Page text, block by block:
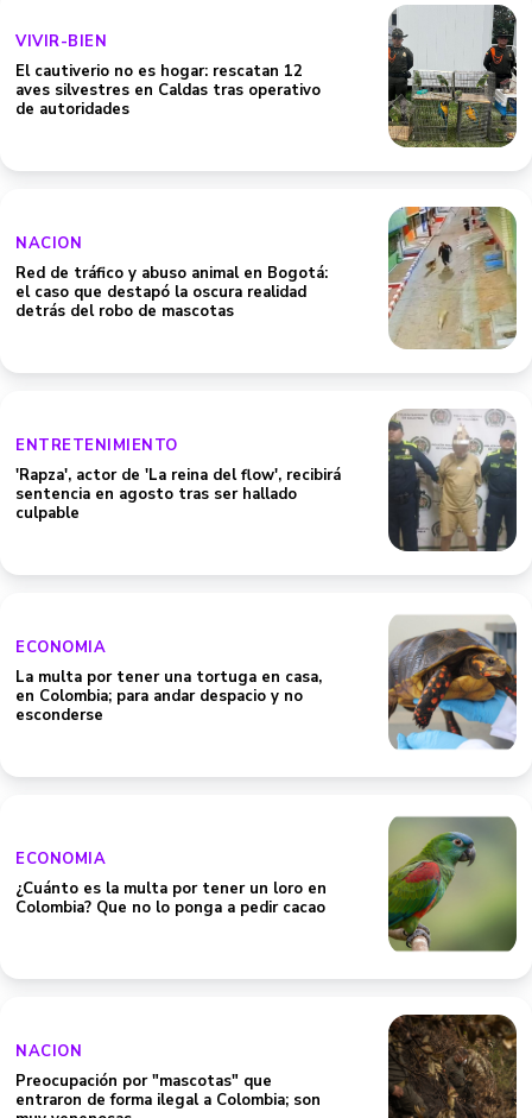
VIVIR-BIEN
El cautiverio no es hogar: rescatan 12
aves silvestres en Caldas tras operativo
de autoridades
NACION
Red de tráfico y abuso animal en Bogotá:
el caso que destapó la oscura realidad
detrás del robo de mascotas
ENTRETENIMIENTO
'Rapza', actor de 'La reina del flow', recibirá
sentencia en agosto tras ser hallado
culpable
ECONOMIA
La multa por tener una tortuga en casa,
en Colombia; para andar despacio y no
esconderse
ECONOMIA
¿Cuánto es la multa por tener un loro en
Colombia? Que no lo ponga a pedir cacao
NACION
Preocupación por "mascotas" que
entraron de forma ilegal a Colombia; son